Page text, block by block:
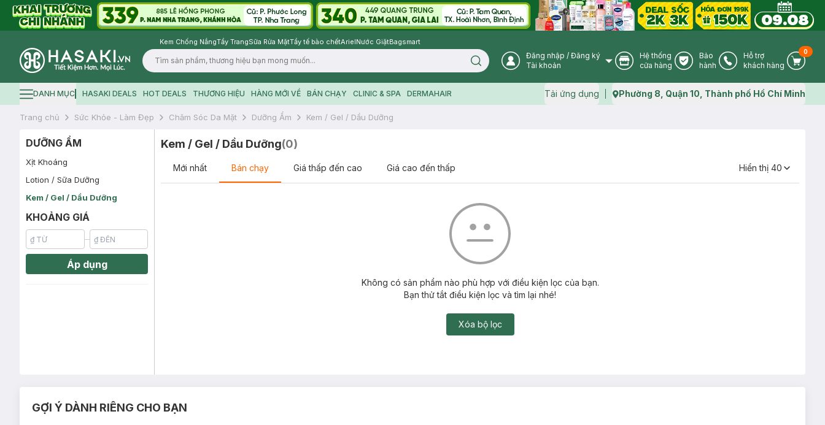
Kem Chống NắngTẩy TrangSữa Rửa MặtTẩy tế bào chếtArielNước GiặtBagsmart
Logo
Search icon User Icon
Đăng nhập / Đăng ký
Tài khoản
Store Icon
Hệ thống
cửa hàng
Warranty Icon
Bảo
hành
Phone Icon
Hỗ trợ
khách hàng
Cart
0
Hamburger icon
DANH MỤC HASAKI DEALS HOT DEALS THƯƠNG HIỆU HÀNG MỚI VỀ BÁN CHẠY CLINIC & SPA DERMAHAIR Tải ứng dụng Map icon
Phường 8, Quận 10, Thành phố Hồ Chí Minh
Trang chủ Sức Khỏe - Làm Đẹp Chăm Sóc Da Mặt Dưỡng Ẩm Kem / Gel / Dầu Dưỡng
DƯỠNG ẨM
Xịt Khoáng
Lotion / Sữa Dưỡng
Kem / Gel / Dầu Dưỡng
KHOẢNG GIÁ
Áp dụng
Kem / Gel / Dầu Dưỡng(0)
Mới nhất Bán chạy Giá thấp đến cao Giá cao đến thấp Hiển thị 40
Không có sản phẩm nào phù hợp với điều kiện lọc của bạn.
Bạn thử tắt điều kiện lọc và tìm lại nhé!
Xóa bộ lọc
GỢI Ý DÀNH RIÊNG CHO BẠN